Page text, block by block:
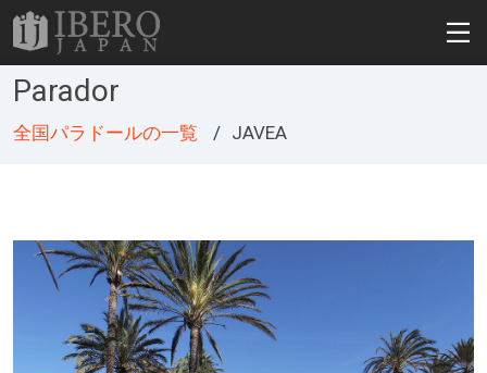
Parador
全国パラドールの一覧 JAVEA